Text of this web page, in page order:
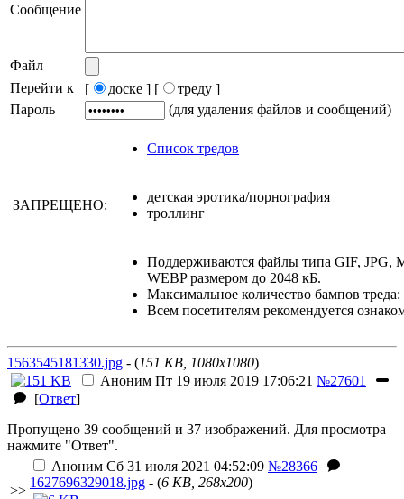
Сообщение
Файл
Перейти к
[ доске ] [
треду ]
Пароль
(для удаления файлов и сообщений)
Список тредов
ЗАПРЕЩЕНО:
детская эротика/порнография
троллинг
Поддерживаются файлы типа GIF, JPG,
WEBP размером до 2048 кБ.
Максимальное количество бампов треда:
Всем посетителям рекомендуется
1563545181330.jpg - (151 KB, 1080x1080)
Аноним Пт 19 июля 2019 17:06:21 №27601
[Ответ]
Пропущено 39 сообщений и 37 изображений. Для просмотра
нажмите "Ответ".
>>
Аноним Сб 31 июля 2021 04:52:09 №28366
1627696329018.jpg - (6 KB, 268x200)